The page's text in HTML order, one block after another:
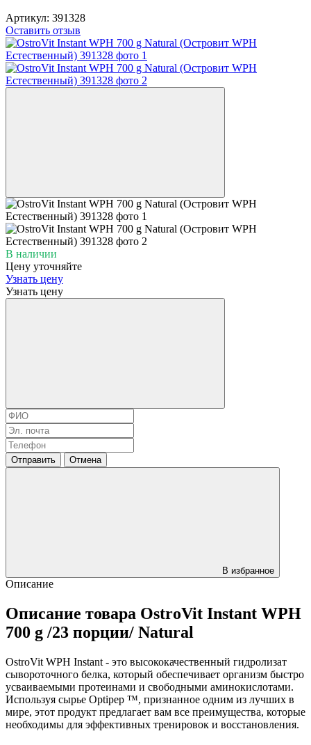
Артикул: 391328
Оставить отзыв
В наличии
Цену уточняйте
Узнать цену
Узнать цену
Отправить Отмена
В избранное
Описание
Описание товара OstroVit Instant WPH
700 g /23 порции/ Natural
OstroVit WPH Instant - это высококачественный гидролизат
сывороточного белка, который обеспечивает организм быстро
усваиваемыми протеинами и свободными аминокислотами.
Используя сырье Optipep ™, признанное одним из лучших в
мире, этот продукт предлагает вам все преимущества, которые
необходимы для эффективных тренировок и восстановления.